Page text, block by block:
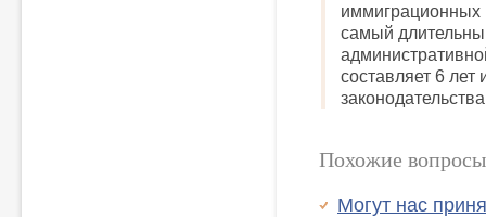
иммиграционных
самый
составляет 6
Похожие вопросы
Могут нас